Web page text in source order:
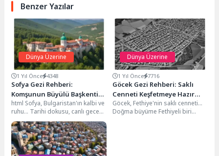
Benzer Yazılar
Dünya Üzerine
1 Yıl Önce 4348
Sofya Gezi Rehberi:
Komşunun Büyülü Başkenti
Keşfedin
html Sofya, Bulgaristan'ın kalbi ve
ruhu... Tarihi dokusu, canlı gece
hayatı ve uygun fiyatlarıyla her...
Dünya Üzerine
1 Yıl Önce 7716
Göcek Gezi Rehberi: Saklı
Cenneti Keşfetmeye Hazır
Mısınız?
Göcek, Fethiye'nin saklı cenneti...
Doğma büyüme Fethiyeli biri